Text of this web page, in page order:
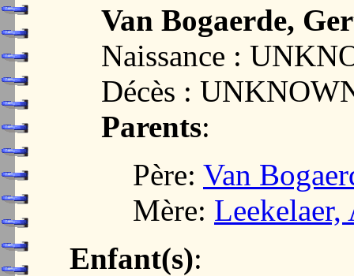
Van Bogaerde,
Naissance :
Décès :
Parents:
Père: Van
Mère: Leekelaer,
Enfant(s):